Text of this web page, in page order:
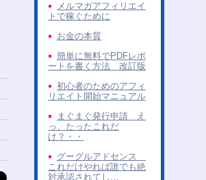
メルマガアフィリエイ
トで稼ぐために
お金の本質
簡単に無料でPDFレポ
ートを書く方法 改訂版
初心者のためのアフィ
リエイト開始マニュアル
まぐまぐ発行申請 え
っ、たったこれだ
け？・・
グーグルアドセンス
これだけやれば誰でも絶
対承認されてし…